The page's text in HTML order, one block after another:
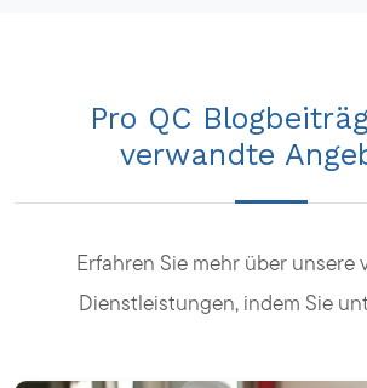
Pro QC
verwandte
Erfahren Sie mehr über unsere
Dienstleistungen, indem Sie